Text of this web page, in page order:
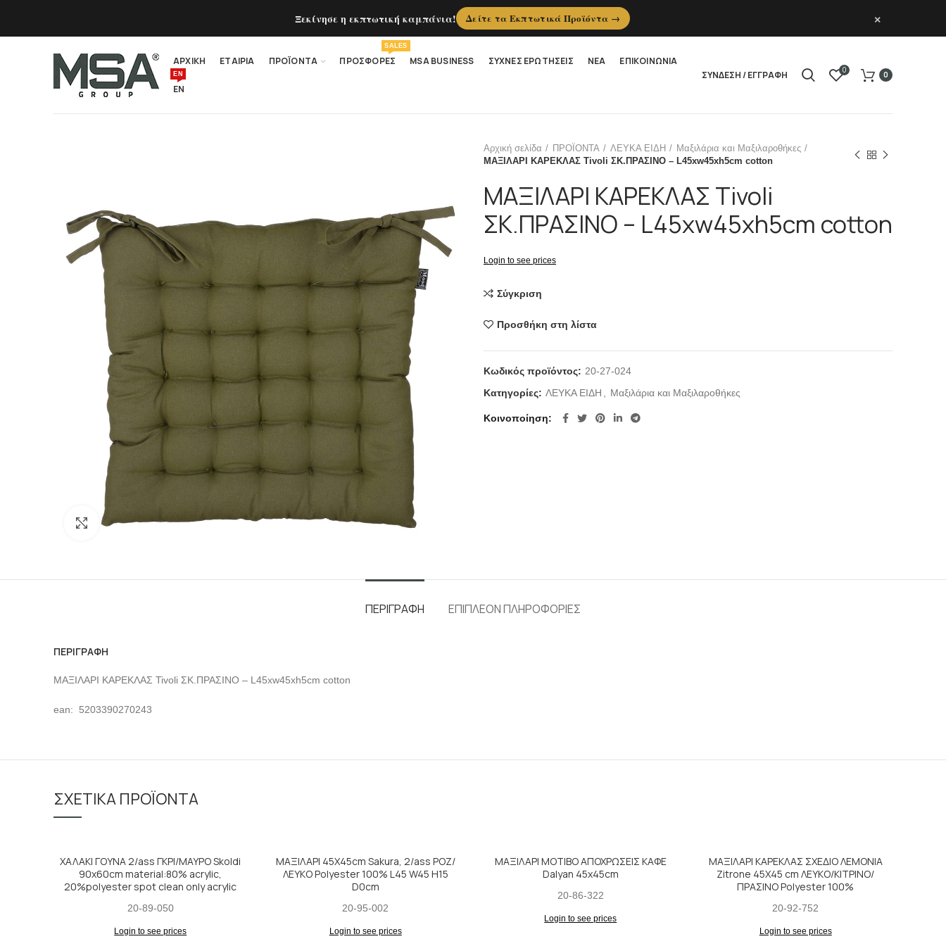
ΑΡΧΙΚΗ ΕΤΑΙΡΙΑ ΠΡΟΪΟΝΤΑ ΠΡΟΣΦΟΡΕΣ
SALES
MSA BUSINESS ΣΥΧΝΕΣ ΕΡΩΤΗΣΕΙΣ ΝΕΑ ΕΠΙΚΟΙΝΩΝΙΑ
EN
EN ΣΥΝΔΕΣΗ / ΕΓΓΡΑΦΗ 0
0
Click to enlarge
Αρχική σελίδα ΠΡΟΪΟΝΤΑ ΛΕΥΚΑ ΕΙΔΗ
Μαξιλάρια και Μαξιλαροθήκες
ΜΑΞΙΛΑΡΙ ΚΑΡΕΚΛΑΣ Tivoli ΣΚ.ΠΡΑΣΙΝΟ – L45xw45xh5cm cotton
ΜΑΞΙΛΑΡΙ ΚΑΡΕΚΛΑΣ Tivoli
ΣΚ.ΠΡΑΣΙΝΟ – L45xw45xh5cm cotton
Login to see prices
Σύγκριση
Προσθήκη στη λίστα
Κωδικός προϊόντος: 20-27-024
Κατηγορίες: ΛΕΥΚΑ ΕΙΔΗ Μαξιλάρια και Μαξιλαροθήκες
Κοινοποίηση
ΠΕΡΙΓΡΑΦΉ ΕΠΙΠΛΈΟΝ ΠΛΗΡΟΦΟΡΊΕΣ
ΠΕΡΙΓΡΑΦΉ
ΜΑΞΙΛΑΡΙ ΚΑΡΕΚΛΑΣ Tivoli ΣΚ.ΠΡΑΣΙΝΟ – L45xw45xh5cm cotton
ean: 5203390270243
ΣΧΕΤΙΚΆ ΠΡΟΪΌΝΤΑ
ΧΑΛΑΚΙ ΓΟΥΝΑ 2/ass ΓΚΡΙ/ΜΑΥΡΟ Skoldi
90x60cm material:80% acrylic,
20%polyester spot clean only acrylic
20-89-050
Login to see prices
ΜΑΞΙΛΑΡΙ 45Χ45cm Sakura, 2/ass ΡΟΖ/
ΛΕΥΚΟ Polyester 100% L45 W45 H15
D0cm
20-95-002
Login to see prices
ΜΑΞΙΛΑΡΙ ΜΟΤΙΒΟ ΑΠΟΧΡΩΣΕΙΣ ΚΑΦΕ
Dalyan 45x45cm
20-86-322
Login to see prices
ΜΑΞΙΛΑΡΙ ΚΑΡΕΚΛΑΣ ΣΧΕΔΙΟ ΛΕΜΟΝΙΑ
Zitrone 45Χ45 cm ΛΕΥΚΟ/ΚΙΤΡΙΝΟ/
ΠΡΑΣΙΝΟ Polyester 100%
20-92-752
Login to see prices
Ξεκίνησε η εκπτωτική καμπάνια! Δείτε τα Εκπτωτικά Προϊόντα → ×